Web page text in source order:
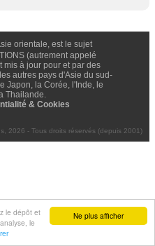
Ne plus afficher
le dépôt et
le
orientale, est le sujet
(autrement appelé
mis à jour pour et par des
autres pays d'Asie du sud-
Japon, la Corée, l'Inde, le
Thailande.
& Cookies
2026 - Tous droits réservés (depuis 2001)